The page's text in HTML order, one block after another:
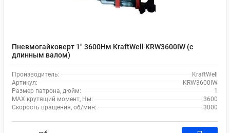
Пневмогайковерт 1" 3600Нм KraftWell KRW3600IW (с
длинным валом)
Производитель:
KraftWell
Артикул:
KRW3600IW
Размер патрона, дюйм:
1
MAX крутящий момент, Нм:
3600
Скорость вращения, об/мин:
3000